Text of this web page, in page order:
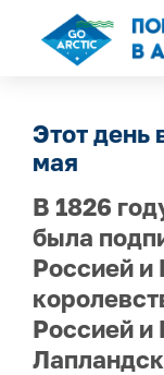
Этот день
мая
В 1826
была
Россией
Россией и